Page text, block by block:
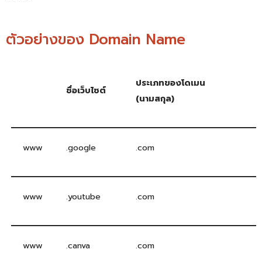
ตัวอย่างของ Domain Name
ชื่อเว็บไซต์
ประเภทของโดเมน
(นามสกุล)
www .google .com
www .youtube .com
www .canva .com